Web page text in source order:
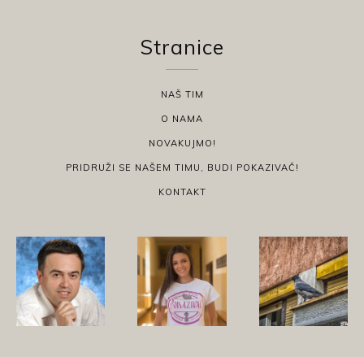
Stranice
NAŠ TIM
O NAMA
NOVAKUJMO!
PRIDRUŽI SE NAŠEM TIMU, BUDI POKAZIVAČ!
KONTAKT